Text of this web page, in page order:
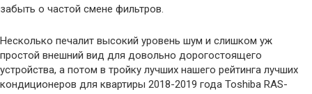
забыть о частой смене фильтров.
Несколько печалит высокий уровень шум и слишком уж
простой внешний вид для довольно дорогостоящего
устройства, а потом в тройку лучших нашего рейтинга лучших
кондиционеров для квартиры 2018-2019 года Toshiba RAS-